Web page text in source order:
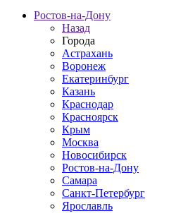
Ростов-на-Дону
Назад
Города
Астрахань
Воронеж
Екатеринбург
Казань
Краснодар
Красноярск
Крым
Москва
Новосибирск
Ростов-на-Дону
Самара
Санкт-Петербург
Ярославль